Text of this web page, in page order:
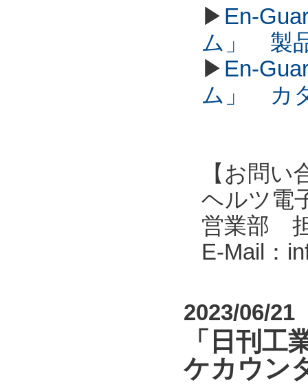
▶ En-
ム」 製
▶ En-
ム」 カ
【お問い
ヘルツ電
営業部
E-Mail：
2023/06/21
「日刊工
ケカウン